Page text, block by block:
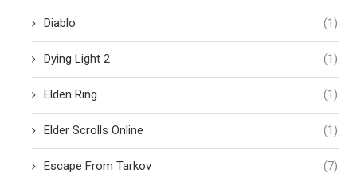
Diablo (1)
Dying Light 2 (1)
Elden Ring (1)
Elder Scrolls Online (1)
Escape From Tarkov (7)